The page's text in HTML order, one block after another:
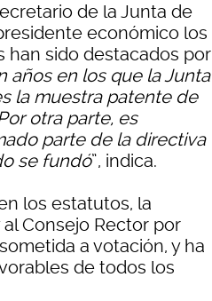
de la Junta de
económico los
han sido destacados por
años en los que la Junta
la muestra patente de
otra parte, es
parte de la directiva
se fundó”, indica.
los estatutos, la
Consejo Rector por
a votación, y ha
de todos los